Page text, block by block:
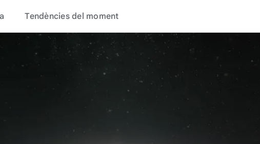
Tendències del moment